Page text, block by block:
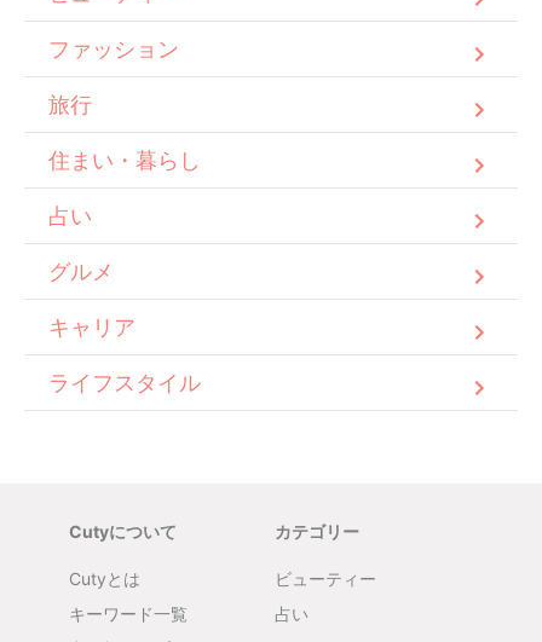
ファッション
旅行
住まい・暮らし
占い
グルメ
キャリア
ライフスタイル
Cutyについて
Cutyとは
キーワード一覧
カテゴリー
ビューティー
占い